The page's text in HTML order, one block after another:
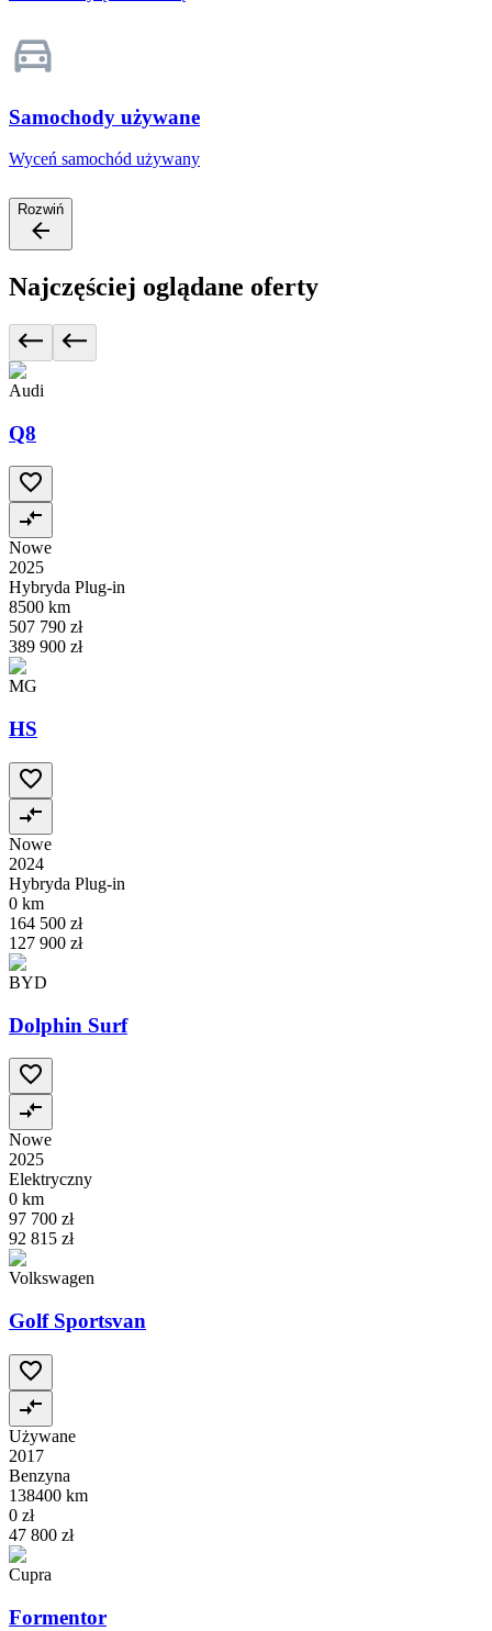
Samochody używane
Wyceń samochód używany
Rozwiń
Najczęściej oglądane oferty
Audi
Q8
Nowe
2025
Hybryda Plug-in
8500 km
507 790 zł
389 900 zł
MG
HS
Nowe
2024
Hybryda Plug-in
0 km
164 500 zł
127 900 zł
BYD
Dolphin Surf
Nowe
2025
Elektryczny
0 km
97 700 zł
92 815 zł
Volkswagen
Golf Sportsvan
Używane
2017
Benzyna
138400 km
0 zł
47 800 zł
Cupra
Formentor